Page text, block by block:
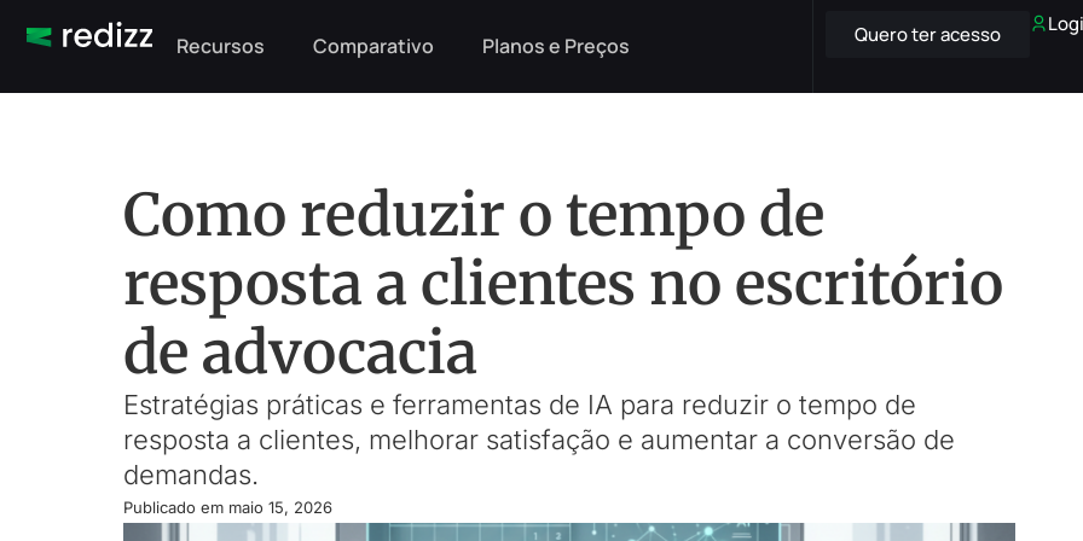
Recursos Comparativo Planos e Preços Quero ter acesso
Como reduzir o tempo de
resposta a clientes no escritório
de advocacia
Estratégias práticas e ferramentas de IA para reduzir o tempo de
resposta a clientes, melhorar satisfação e aumentar a conversão de
demandas.
Publicado em maio 15, 2026